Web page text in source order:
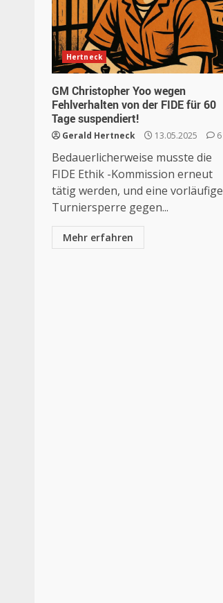
Hertneck
GM Christopher Yoo wegen
Fehlverhalten von der FIDE für 60
Tage suspendiert!
Gerald Hertneck 13.05.2025 6
Bedauerlicherweise musste die
FIDE Ethik -Kommission erneut
tätig werden, und eine vorläufige
Turniersperre gegen...
Mehr erfahren